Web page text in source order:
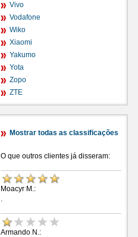
Vivo
Vodafone
Wiko
Xiaomi
Yakumo
Yota
Zopo
ZTE
Mostrar todas as classificações
O que outros clientes já disseram:
Moacyr M.:
.
Armando N.: